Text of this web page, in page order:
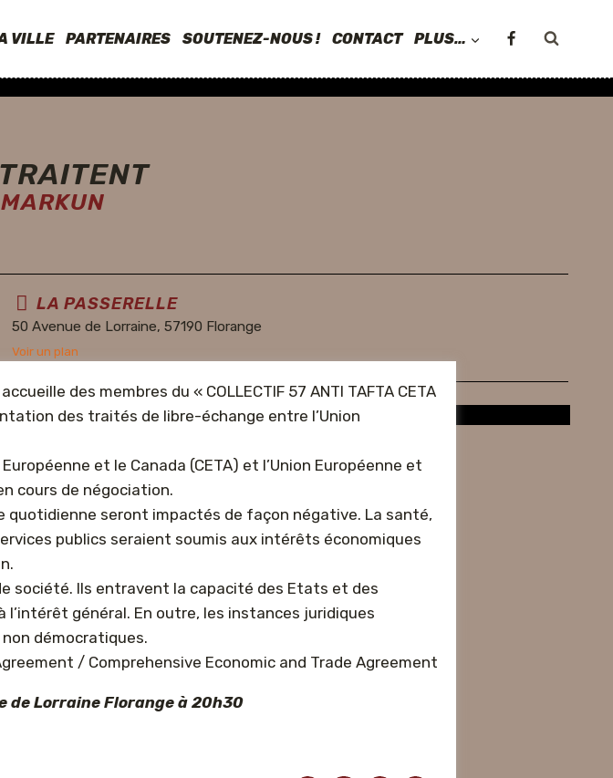
VILLE PARTENAIRES SOUTENEZ-NOUS ! CONTACT PLUS…
LA PASSERELLE
50 Avenue de Lorraine, 57190 Florange
Voir un plan
des membres du « COLLECTIF 57 ANTI TAFTA CETA
des traités de libre-échange entre l’Union
et le Canada (CETA) et l’Union Européenne et
cours de négociation.
seront impactés de façon négative. La santé,
publics seraient soumis aux intérêts économiques
société. Ils entravent la capacité des Etats et des
général. En outre, les instances juridiques
démocratiques.
/ Comprehensive Economic and Trade Agreement
de Lorraine Florange à 20h30